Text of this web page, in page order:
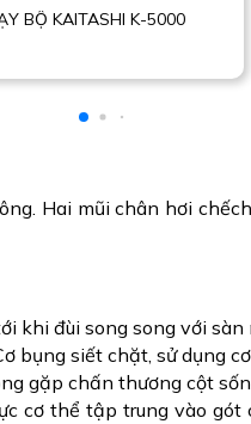
BỘ KAITASHI K-5000
Hai mũi chân hơi
khi đùi song song với sàn
bụng siết chặt, sử dụng
gặp chấn thương cột
cơ thể tập trung vào